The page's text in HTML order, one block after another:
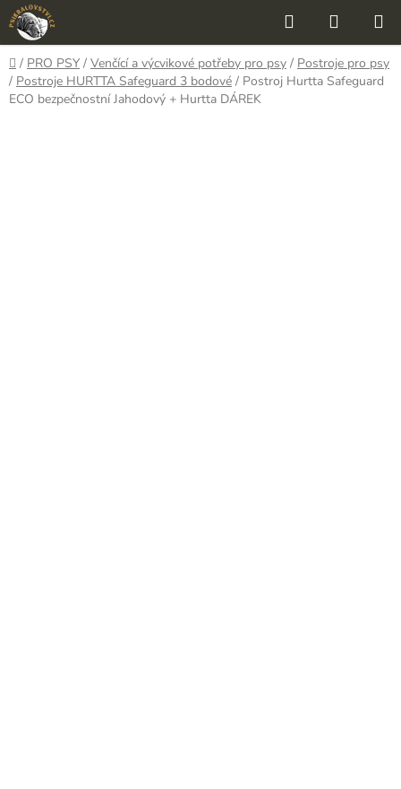
Přejít
na
obsah
Hledat
KOŠÍK
Domů
/ PRO PSY / Venčící a výcvikové potřeby pro psy / Postroje pro psy
/ Postroje HURTTA Safeguard 3 bodové / Postroj Hurtta Safeguard
ECO bezpečnostní Jahodový + Hurtta DÁREK